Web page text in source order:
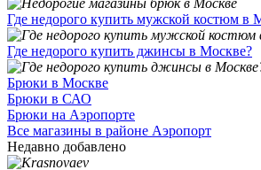
Где недорого купить мужской костюм в
Где недорого купить джинсы в Москве?
Брюки в Москве
Брюки в САО
Брюки на Аэропорте
Все магазины в районе Аэропорт
Недавно добавлено